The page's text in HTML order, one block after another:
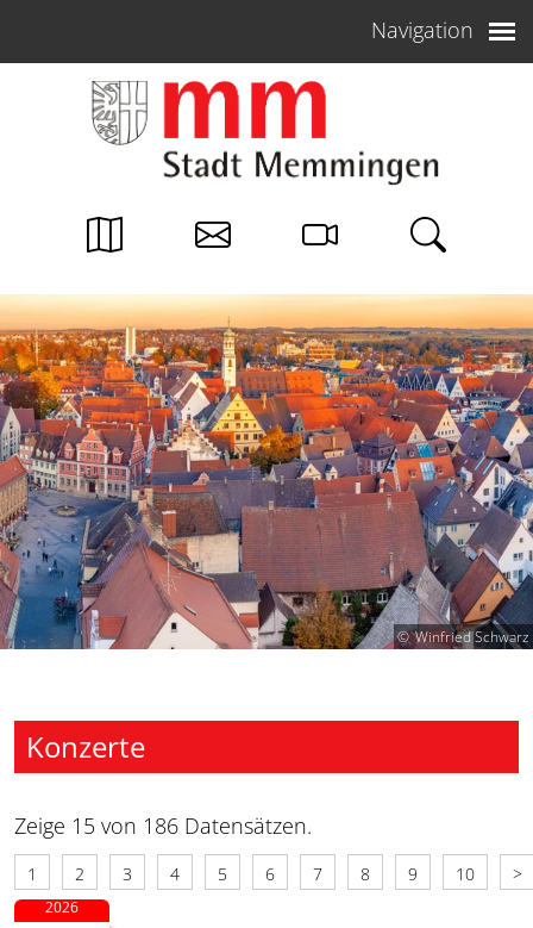
Navigation
Winfried Schwarz
Konzerte
Zeige 15 von 186 Datensätzen.
1 2 3 4 5 6 7 8 9 10 >
2026